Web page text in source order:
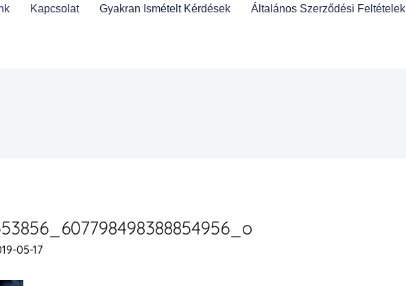
Kapcsolat Gyakran Ismételt Kérdések Általános Szerződési Feltételek
05-17